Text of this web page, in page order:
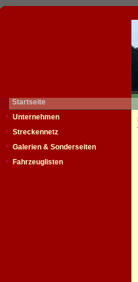
Startseite
Unternehmen
Streckennetz
Galerien & Sonderseiten
Fahrzeuglisten